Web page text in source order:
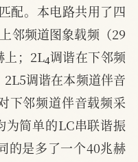
配。本电路共用了四
邻频道图象载频（29
上；2L4调谐在下邻频
调谐在本频道伴音
下邻频道伴音载频采
简单的LC串联谐振
的是多了一个40兆赫